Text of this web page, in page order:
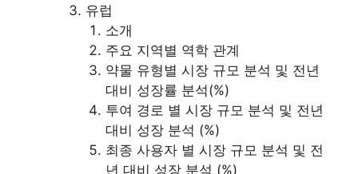
유럽
소개
주요 지역별 역학 관계
약물 유형별 시장 규모 분석 및 전년
대비 성장률 분석(%)
투여 경로 별 시장 규모 분석 및 전년
대비 성장 분석 (%)
최종 사용자 별 시장 규모 분석 및 전
년 대비 성장 분석 (%)